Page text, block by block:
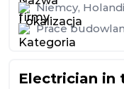
Niemcy,
Prace
Electrician in